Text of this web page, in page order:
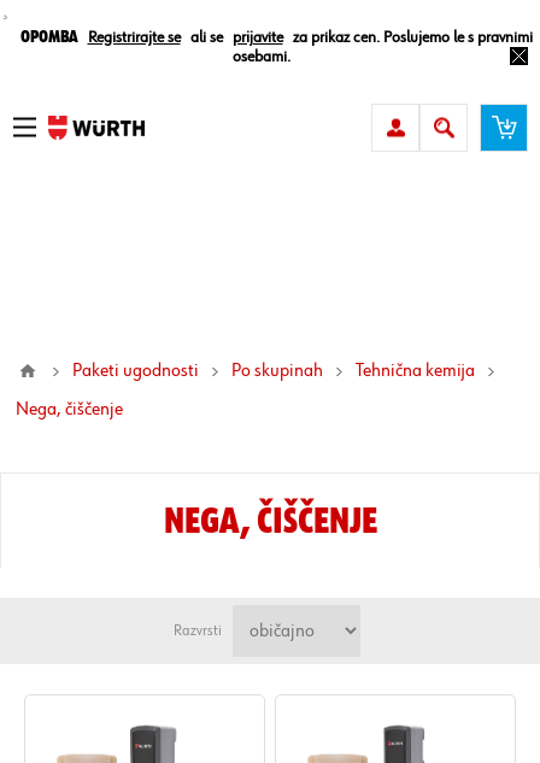
¸
Opomba Registrirajte se ali se prijavite
za prikaz cen. Poslujemo le s pravnimi
osebami.
Paketi ugodnosti Po skupinah
Tehnična kemija
nega, čiščenje
NEGA, ČIŠČENJE
Razvrsti